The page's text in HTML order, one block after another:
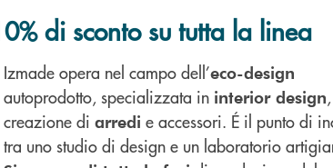
di sconto su tutta la linea
Izmade opera nel campo dell’eco-design
autoprodotto, specializzata in interior design
creazione di arredi e accessori. É il punto di
tra uno studio di design e un laboratorio